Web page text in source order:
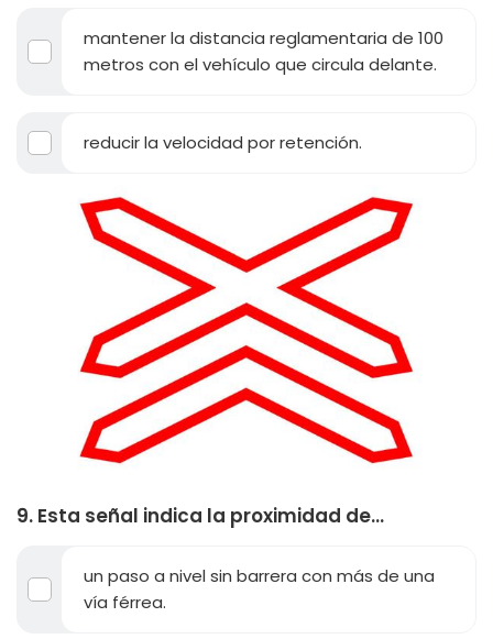
mantener la distancia reglamentaria de 100
metros con el vehículo que circula delante.
reducir la velocidad por retención.
9. Esta señal indica la proximidad de...
un paso a nivel sin barrera con más de una
vía férrea.